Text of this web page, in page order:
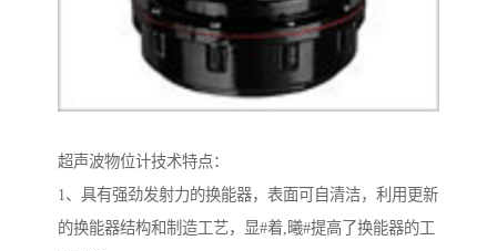
超声波物位计技术特点：
1、具有强劲发射力的换能器，表面可自清洁，利用更新
的换能器结构和制造工艺，显#着,曦#提高了换能器的工